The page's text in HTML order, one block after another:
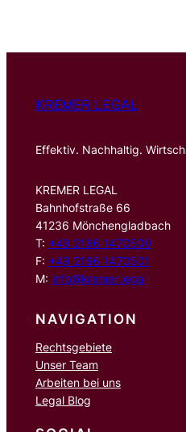
n
KREMER LEGAL
Effektiv. Nachhaltig.
KREMER LEGAL
Bahnhofstraße 66
41236 Mönchengladbach
T: +49 2166 1470500
F: +49 2166 1470501
M: info@kremer.legal
NAVIGATION
Rechtsgebiete
Unser Team
Arbeiten bei uns
Legal Blog